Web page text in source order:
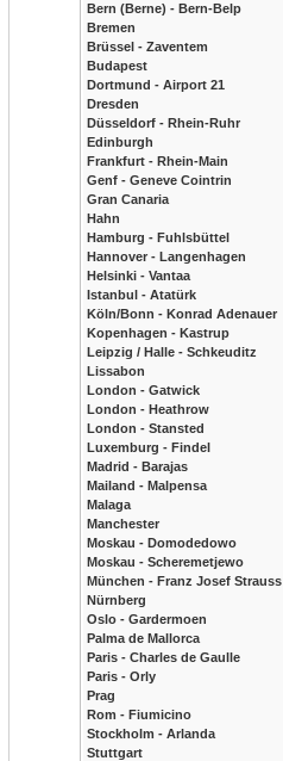
Bern (Berne) - Bern-Belp
Bremen
Brüssel - Zaventem
Budapest
Dortmund - Airport 21
Dresden
Düsseldorf - Rhein-Ruhr
Edinburgh
Frankfurt - Rhein-Main
Genf - Geneve Cointrin
Gran Canaria
Hahn
Hamburg - Fuhlsbüttel
Hannover - Langenhagen
Helsinki - Vantaa
Istanbul - Atatürk
Köln/Bonn - Konrad Adenauer
Kopenhagen - Kastrup
Leipzig / Halle - Schkeuditz
Lissabon
London - Gatwick
London - Heathrow
London - Stansted
Luxemburg - Findel
Madrid - Barajas
Mailand - Malpensa
Malaga
Manchester
Moskau - Domodedowo
Moskau - Scheremetjewo
München - Franz Josef Strauss
Nürnberg
Oslo - Gardermoen
Palma de Mallorca
Paris - Charles de Gaulle
Paris - Orly
Prag
Rom - Fiumicino
Stockholm - Arlanda
Stuttgart